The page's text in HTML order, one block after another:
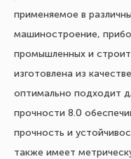
применяемое в
машиностроение,
промышленных и
изготовлена из
оптимально подходит
прочности 8.0
прочность и
также имеет